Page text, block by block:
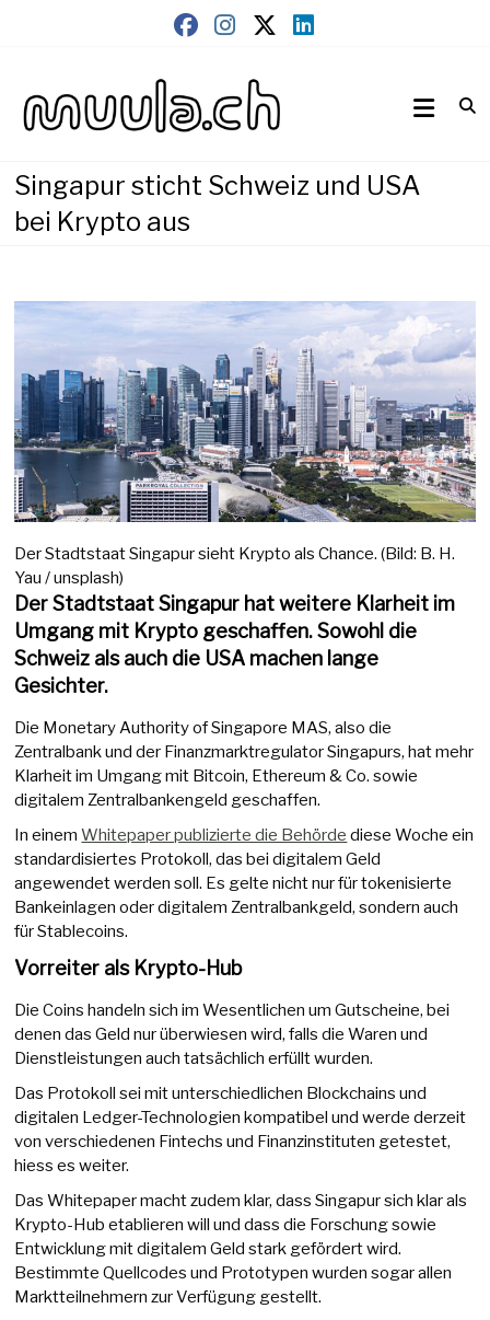
muula.ch
Singapur sticht Schweiz und USA
bei Krypto aus
Der Stadtstaat Singapur sieht Krypto als Chance. (Bild: B. H.
Yau / unsplash)
Der Stadtstaat Singapur hat weitere Klarheit im
Umgang mit Krypto geschaffen. Sowohl die
Schweiz als auch die USA machen lange
Gesichter.
Die Monetary Authority of Singapore MAS, also die
Zentralbank und der Finanzmarktregulator Singapurs, hat mehr
Klarheit im Umgang mit Bitcoin, Ethereum & Co. sowie
digitalem Zentralbankengeld geschaffen.
In einemWhitepaper publizierte die Behörde diese Woche ein
standardisiertes Protokoll, das bei digitalem Geld
angewendet werden soll. Es gelte nicht nur für tokenisierte
Bankeinlagen oder digitalem Zentralbankgeld, sondern auch
für Stablecoins.
Vorreiter als Krypto-Hub
Die Coins handeln sich im Wesentlichen um Gutscheine, bei
denen das Geld nur überwiesen wird, falls die Waren und
Dienstleistungen auch tatsächlich erfüllt wurden.
Das Protokoll sei mit unterschiedlichen Blockchains und
digitalen Ledger-Technologien kompatibel und werde derzeit
von verschiedenen Fintechs und Finanzinstituten getestet,
hiess es weiter.
Das Whitepaper macht zudem klar, dass Singapur sich klar als
Krypto-Hub etablieren will und dass die Forschung sowie
Entwicklung mit digitalem Geld stark gefördert wird.
Bestimmte Quellcodes und Prototypen wurden sogar allen
Marktteilnehmern zur Verfügung gestellt.